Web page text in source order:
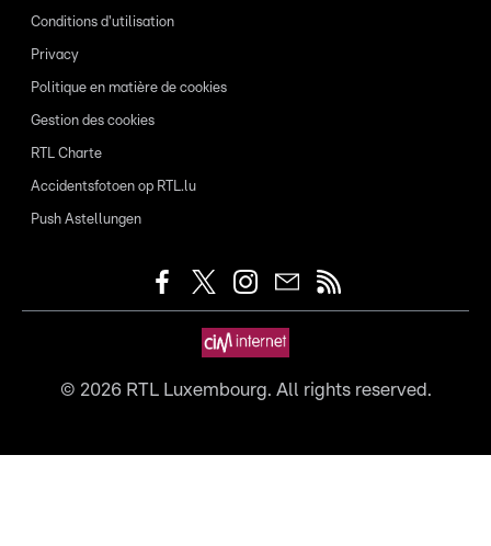
Conditions d'utilisation
Privacy
Politique en matière de cookies
Gestion des cookies
RTL Charte
Accidentsfotoen op RTL.lu
Push Astellungen
© 2026RTL Luxembourg. All rights reserved.